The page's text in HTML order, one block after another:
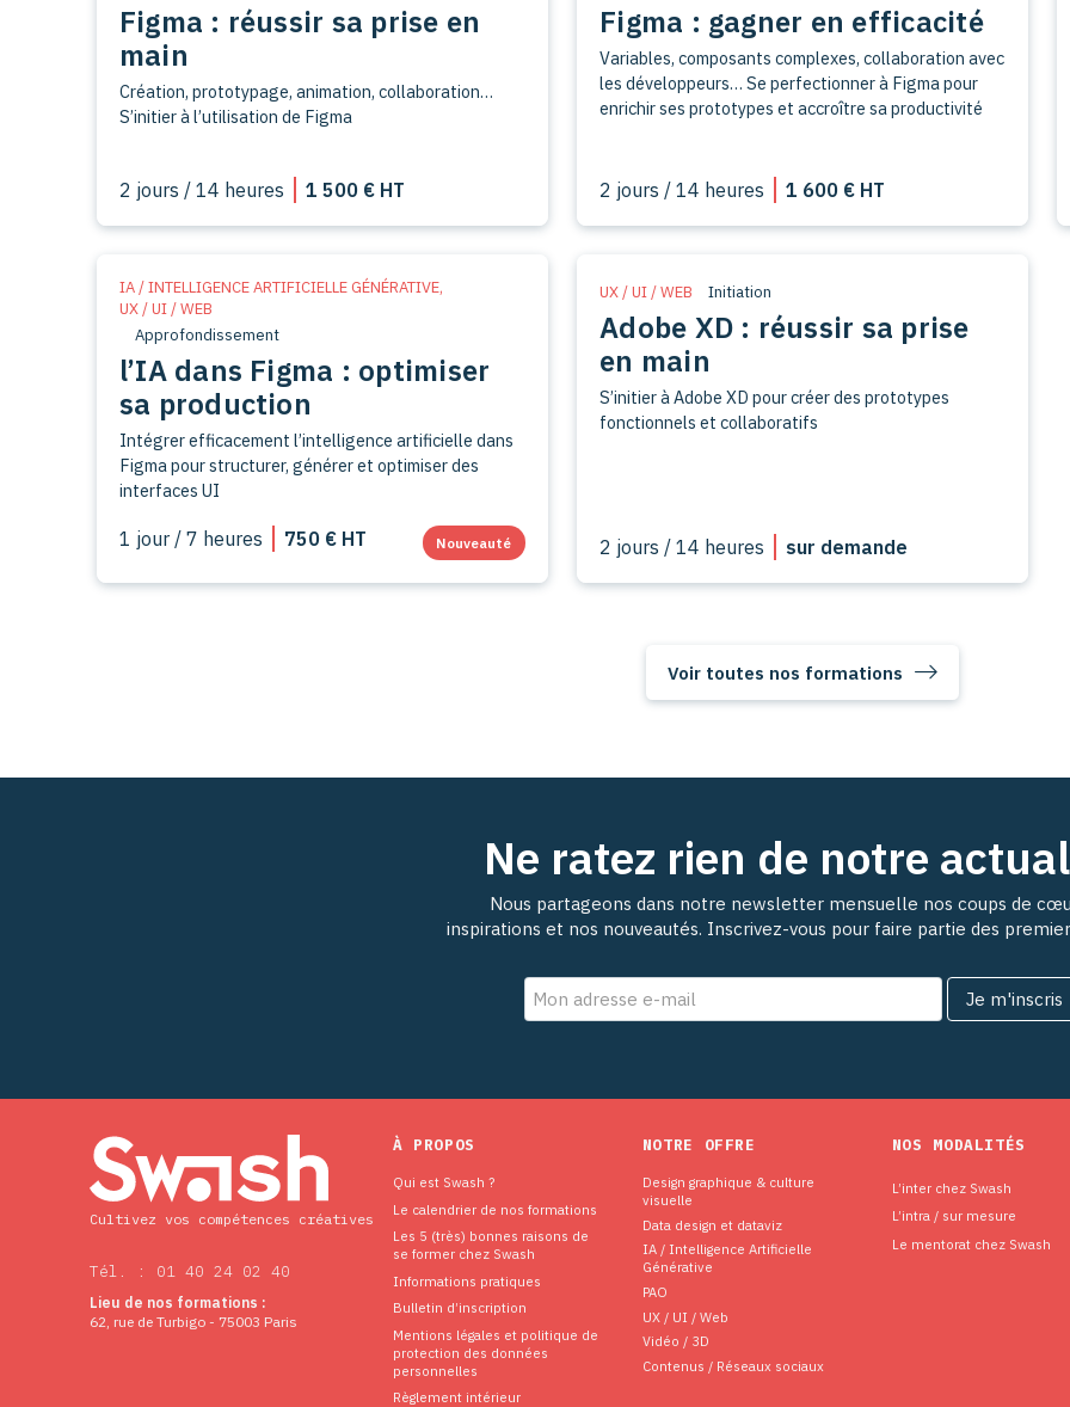
Figma : réussir sa prise en
main
Création, prototypage, animation, collaboration…
2 jours / 14 heures 1 500 € HT
Figma : gagner en efficacité
Variables, composants complexes, collaboration avec
les développeurs… Se perfectionner à Figma pour
enrichir ses prototypes et accroître sa productivité
2 jours / 14 heures 1 600 € HT
IA / INTELLIGENCE ARTIFICIELLE GÉNÉRATIVE,
UX / UI / WEB
Approfondissement
l’IA dans Figma : optimiser
sa production
Intégrer efficacement l’intelligence artificielle dans
Figma pour structurer, générer et optimiser des
interfaces UI
1 jour / 7 heures 750 € HT Nouveauté
UX / UI / WEB Initiation
Adobe XD : réussir sa prise
en main
S’initier à Adobe XD pour créer des prototypes
fonctionnels et collaboratifs
2 jours / 14 heures sur demande
Voir toutes nos formations
Ne ratez rien de notre
Nous partageons dans notre newsletter mensuelle nos coups de
inspirations et nos nouveautés. Inscrivez-vous pour faire partie des
Cultivez vos compétences créatives
Tél. : 01 40 24 02 40
Lieu de nos formations :
62, rue de Turbigo - 75003 Paris
À PROPOS
Qui est Swash ?
Le calendrier de nos formations
Les 5 (très) bonnes raisons de
se former chez Swash
Informations pratiques
Bulletin d’inscription
Mentions légales et politique de
protection des données
personnelles
Règlement intérieur
NOTRE OFFRE
Design graphique & culture
visuelle
Data design et dataviz
IA / Intelligence Artificielle
Générative
PAO
UX / UI / Web
Vidéo / 3D
Contenus / Réseaux sociaux
NOS MODALITÉS
L’inter chez Swash
L’intra / sur mesure
Le mentorat chez Swash